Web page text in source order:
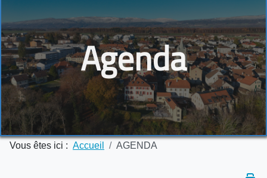
Agenda
Vous êtes ici : Accueil AGENDA